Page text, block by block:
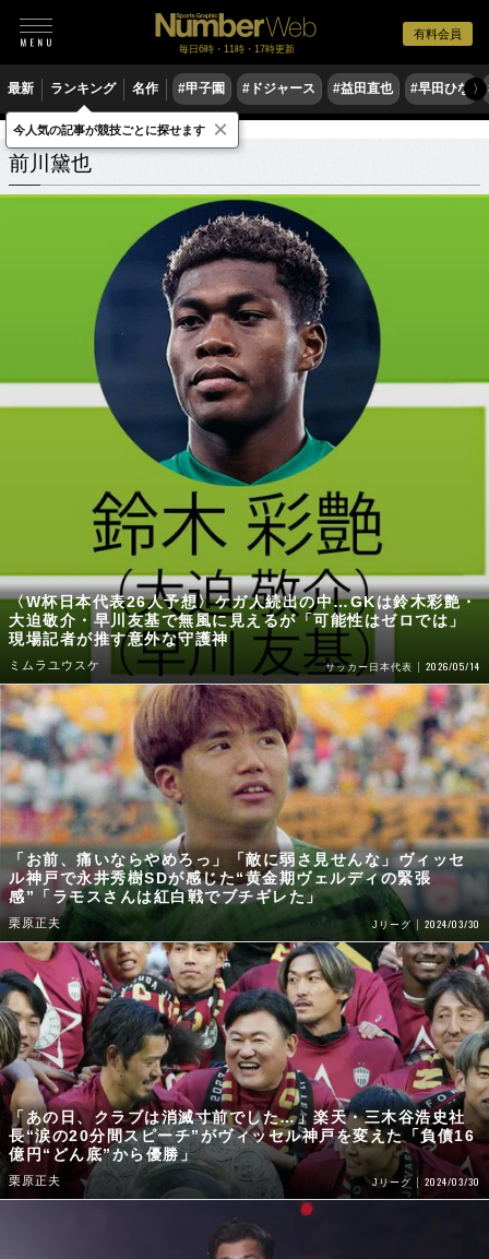
有料会員
毎日6時・11時・17時更新
最新 ランキング 名作 #甲子園 #ドジャース #益田直也 #早田ひな 〉
前川黛也 関連記事
前川黛也
〈W杯日本代表26人予想〉ケガ人続出の中…GKは鈴木彩艶・
大迫敬介・早川友基で無風に見えるが「可能性はゼロでは」
現場記者が推す意外な守護神
ミムラユウスケ サッカー日本代表 2026/05/14
「お前、痛いならやめろっ」「敵に弱さ見せんな」ヴィッセ
ル神戸で永井秀樹SDが感じた“黄金期ヴェルディの緊張
感”「ラモスさんは紅白戦でブチギレた」
栗原正夫 Jリーグ 2024/03/30
「あの日、クラブは消滅寸前でした…」楽天・三木谷浩史社
長“涙の20分間スピーチ”がヴィッセル神戸を変えた「負債16
億円“どん底”から優勝」
栗原正夫 Jリーグ 2024/03/30
今人気の記事が競技ごとに探せます ×